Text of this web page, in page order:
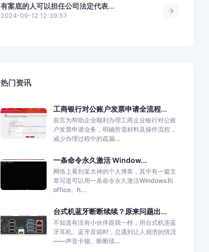
有案底的人可以担任公司法定代表...
2024-09-12 12:39:57
热门资讯
工商银行对公账户发票申请全流程...
前言为帮助企业顺利办理工商企业银行对公账
户发票申请业务，明确所需材料及操作流程，
减少办理过程中的疏漏...
一条命令永久激活 Window...
网络上看到某大神的个人博客，其中有一篇文
章写道可以用一条命令永久激活Windows和
office。h...
台式机蓝牙断断续续？原来问题出...
不知道有没有小伙伴跟我一样，用台式机连蓝
牙耳机、蓝牙音箱时，总遇到让人崩溃的情况
——声音卡顿、断断续...